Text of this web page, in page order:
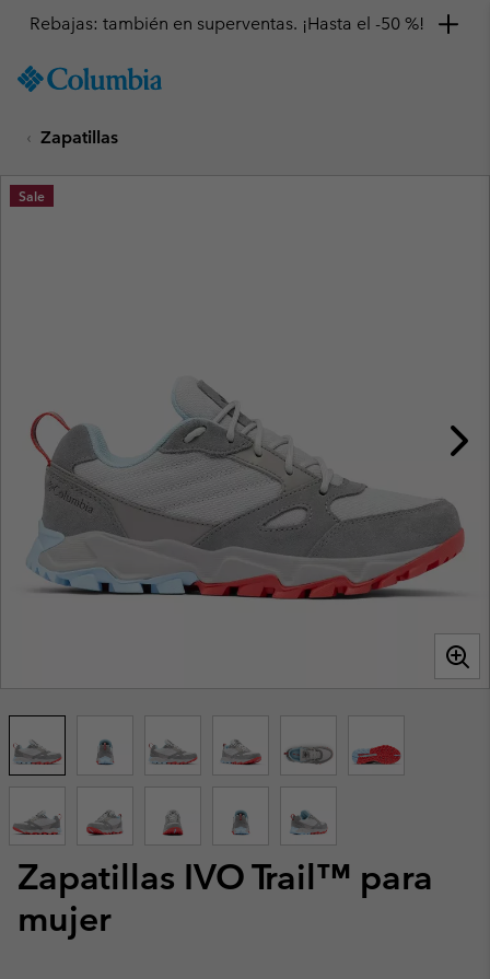
TO
SKIP
MAIN
NAV
Rebajas: también en superventas. ¡Hasta el -50 %!
Zapatillas
Zapatillas IVO Trail™ para
mujer
Sale